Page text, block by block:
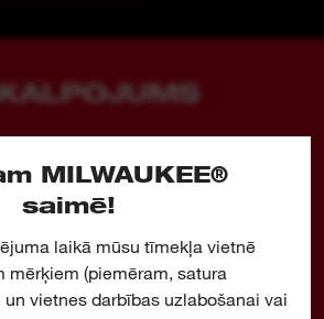
MILWAUKEE®
saimē!
laikā mūsu tīmekļa vietnē
mērķiem (piemēram, satura
vietnes darbības uzlabošanai vai